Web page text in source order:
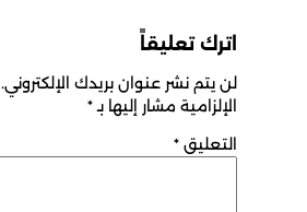
اترك تعليقاً
لن يتم نشر عنوان بريدك الإلكتروني.
الإلزامية مشار إليها بـ*
التعليق *